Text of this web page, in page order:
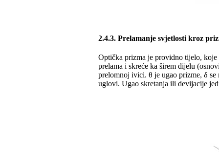
2.4.3. Prelamanje svjetlosti kroz
Optička prizma je providno tijelo, koje
prelama i skreće ka širem dijelu
prelomnoj ivici. θ je ugao prizme, δ
uglovi. Ugao skretanja ili devijacije